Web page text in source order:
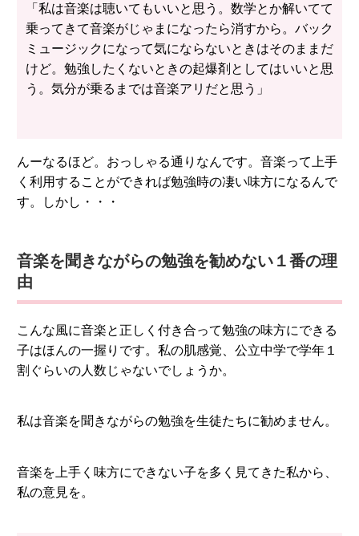
「私は音楽は聴いてもいいと思う。数学とか解いてて
乗ってきて音楽がじゃまになったら消すから。バック
ミュージックになって気にならないときはそのままだ
けど。勉強したくないときの起爆剤としてはいいと思
う。気分が乗るまでは音楽アリだと思う」
んーなるほど。おっしゃる通りなんです。音楽って上手
く利用することができれば勉強時の凄い味方になるんで
す。しかし・・・
音楽を聞きながらの勉強を勧めない１番の理
由
こんな風に音楽と正しく付き合って勉強の味方にできる
子はほんの一握りです。私の肌感覚、公立中学で学年１
割ぐらいの人数じゃないでしょうか。
私は音楽を聞きながらの勉強を生徒たちに勧めません。
音楽を上手く味方にできない子を多く見てきた私から、
私の意見を。